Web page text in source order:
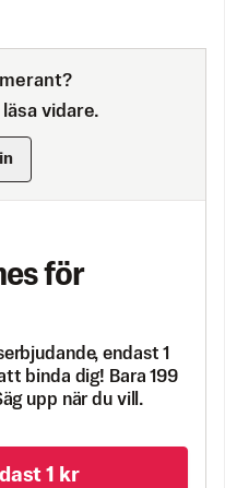
vidare.
för
endast 1
binda dig! Bara 199
upp när du vill.
1 kr